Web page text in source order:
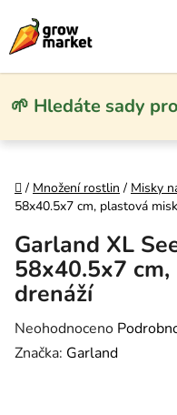
🌱 Hledáte sady
Domů
/ Množení rostlin / Misky
58x40.5x7 cm, plastová
Garland XL
58x40.5x7
drenáží
Průměrné hodnocení
Neohodnoceno
Značka: Garland